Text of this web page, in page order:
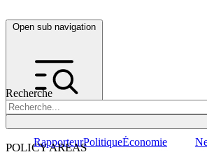
Open sub navigation
Recherche
POLICY AREAS
RapporteurPolitiqueÉconomie